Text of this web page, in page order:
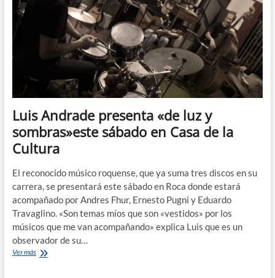
Luis Andrade presenta «de luz y
sombras»este sábado en Casa de la
Cultura
El reconocido músico roquense, que ya suma tres discos en su
carrera, se presentará este sábado en Roca donde estará
acompañado por Andres Fhur, Ernesto Pugni y Eduardo
Travaglino. «Son temas míos que son «vestidos» por los
músicos que me van acompañando» explica Luis que es un
observador de su…
Ver másLuis